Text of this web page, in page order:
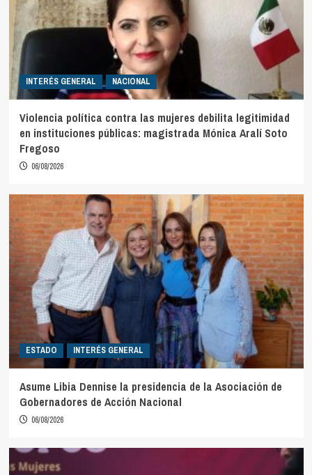
INTERÉS GENERAL NACIONAL
Violencia política contra las mujeres debilita legitimidad
en instituciones públicas: magistrada Mónica Aralí Soto
Fregoso
06/08/2026
ESTADO INTERÉS GENERAL
Asume Libia Dennise la presidencia de la Asociación de
Gobernadores de Acción Nacional
06/08/2026